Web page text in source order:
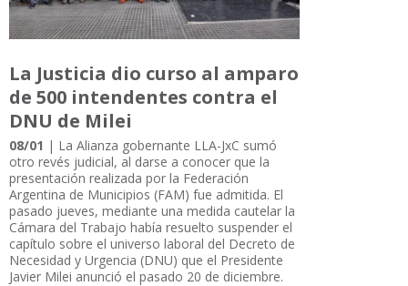
La Justicia dio curso al amparo
de 500 intendentes contra el
DNU de Milei
08/01 | La Alianza gobernante LLA-JxC sumó
otro revés judicial, al darse a conocer que la
presentación realizada por la Federación
Argentina de Municipios (FAM) fue admitida. El
pasado jueves, mediante una medida cautelar la
Cámara del Trabajo había resuelto suspender el
capítulo sobre el universo laboral del Decreto de
Necesidad y Urgencia (DNU) que el Presidente
Javier Milei anunció el pasado 20 de diciembre.